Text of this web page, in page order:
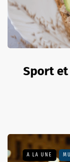
Sport
A LA UNE